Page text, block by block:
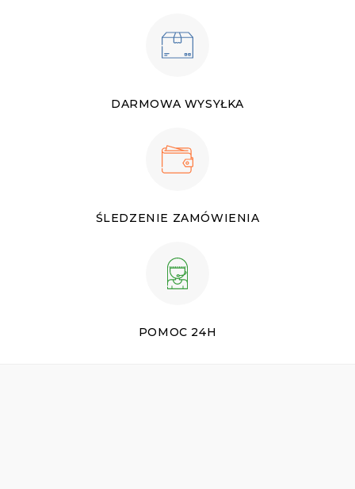
DARMOWA WYSYŁKA
ŚLEDZENIE ZAMÓWIENIA
POMOC 24H